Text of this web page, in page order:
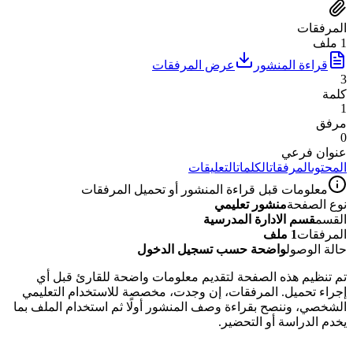
المرفقات
1 ملف
قراءة المنشور
عرض المرفقات
3
كلمة
1
مرفق
0
عنوان فرعي
المحتوىالمرفقاتالكلماتالتعليقات
معلومات قبل قراءة المنشور أو تحميل المرفقات
نوع الصفحةمنشور تعليمي
القسمقسم الادارة المدرسية
المرفقات1 ملف
حالة الوصولواضحة حسب تسجيل الدخول
تم تنظيم هذه الصفحة لتقديم معلومات واضحة للقارئ قبل أي
إجراء تحميل. المرفقات، إن وجدت، مخصصة للاستخدام التعليمي
الشخصي، وننصح بقراءة وصف المنشور أولًا ثم استخدام الملف بما
يخدم الدراسة أو التحضير.